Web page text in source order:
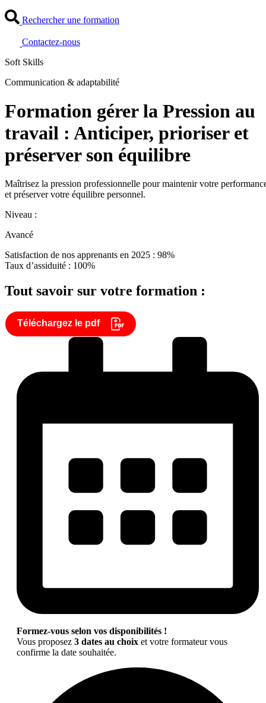
Rechercher une formation
Contactez-nous
Soft Skills
Communication & adaptabilité
Formation gérer la Pression au
travail : Anticiper, prioriser et
préserver son équilibre
Maîtrisez la pression professionnelle pour maintenir votre
et préserver votre équilibre personnel.
Niveau :
Avancé
Satisfaction de nos apprenants en 2025 : 98%
Taux d’assiduité : 100%
Tout savoir sur votre formation :
Téléchargez le pdf
Formez-vous selon vos disponibilités !
Vous proposez 3 dates au choix et votre formateur vous
confirme la date souhaitée.